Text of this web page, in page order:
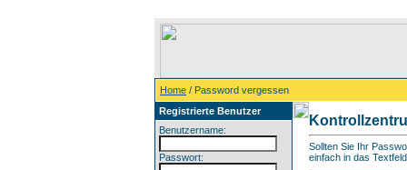
Home / Password vergessen
Registrierte Benutzer
Benutzername:
Passwort:
Sollten Sie Ihr
einfach in das